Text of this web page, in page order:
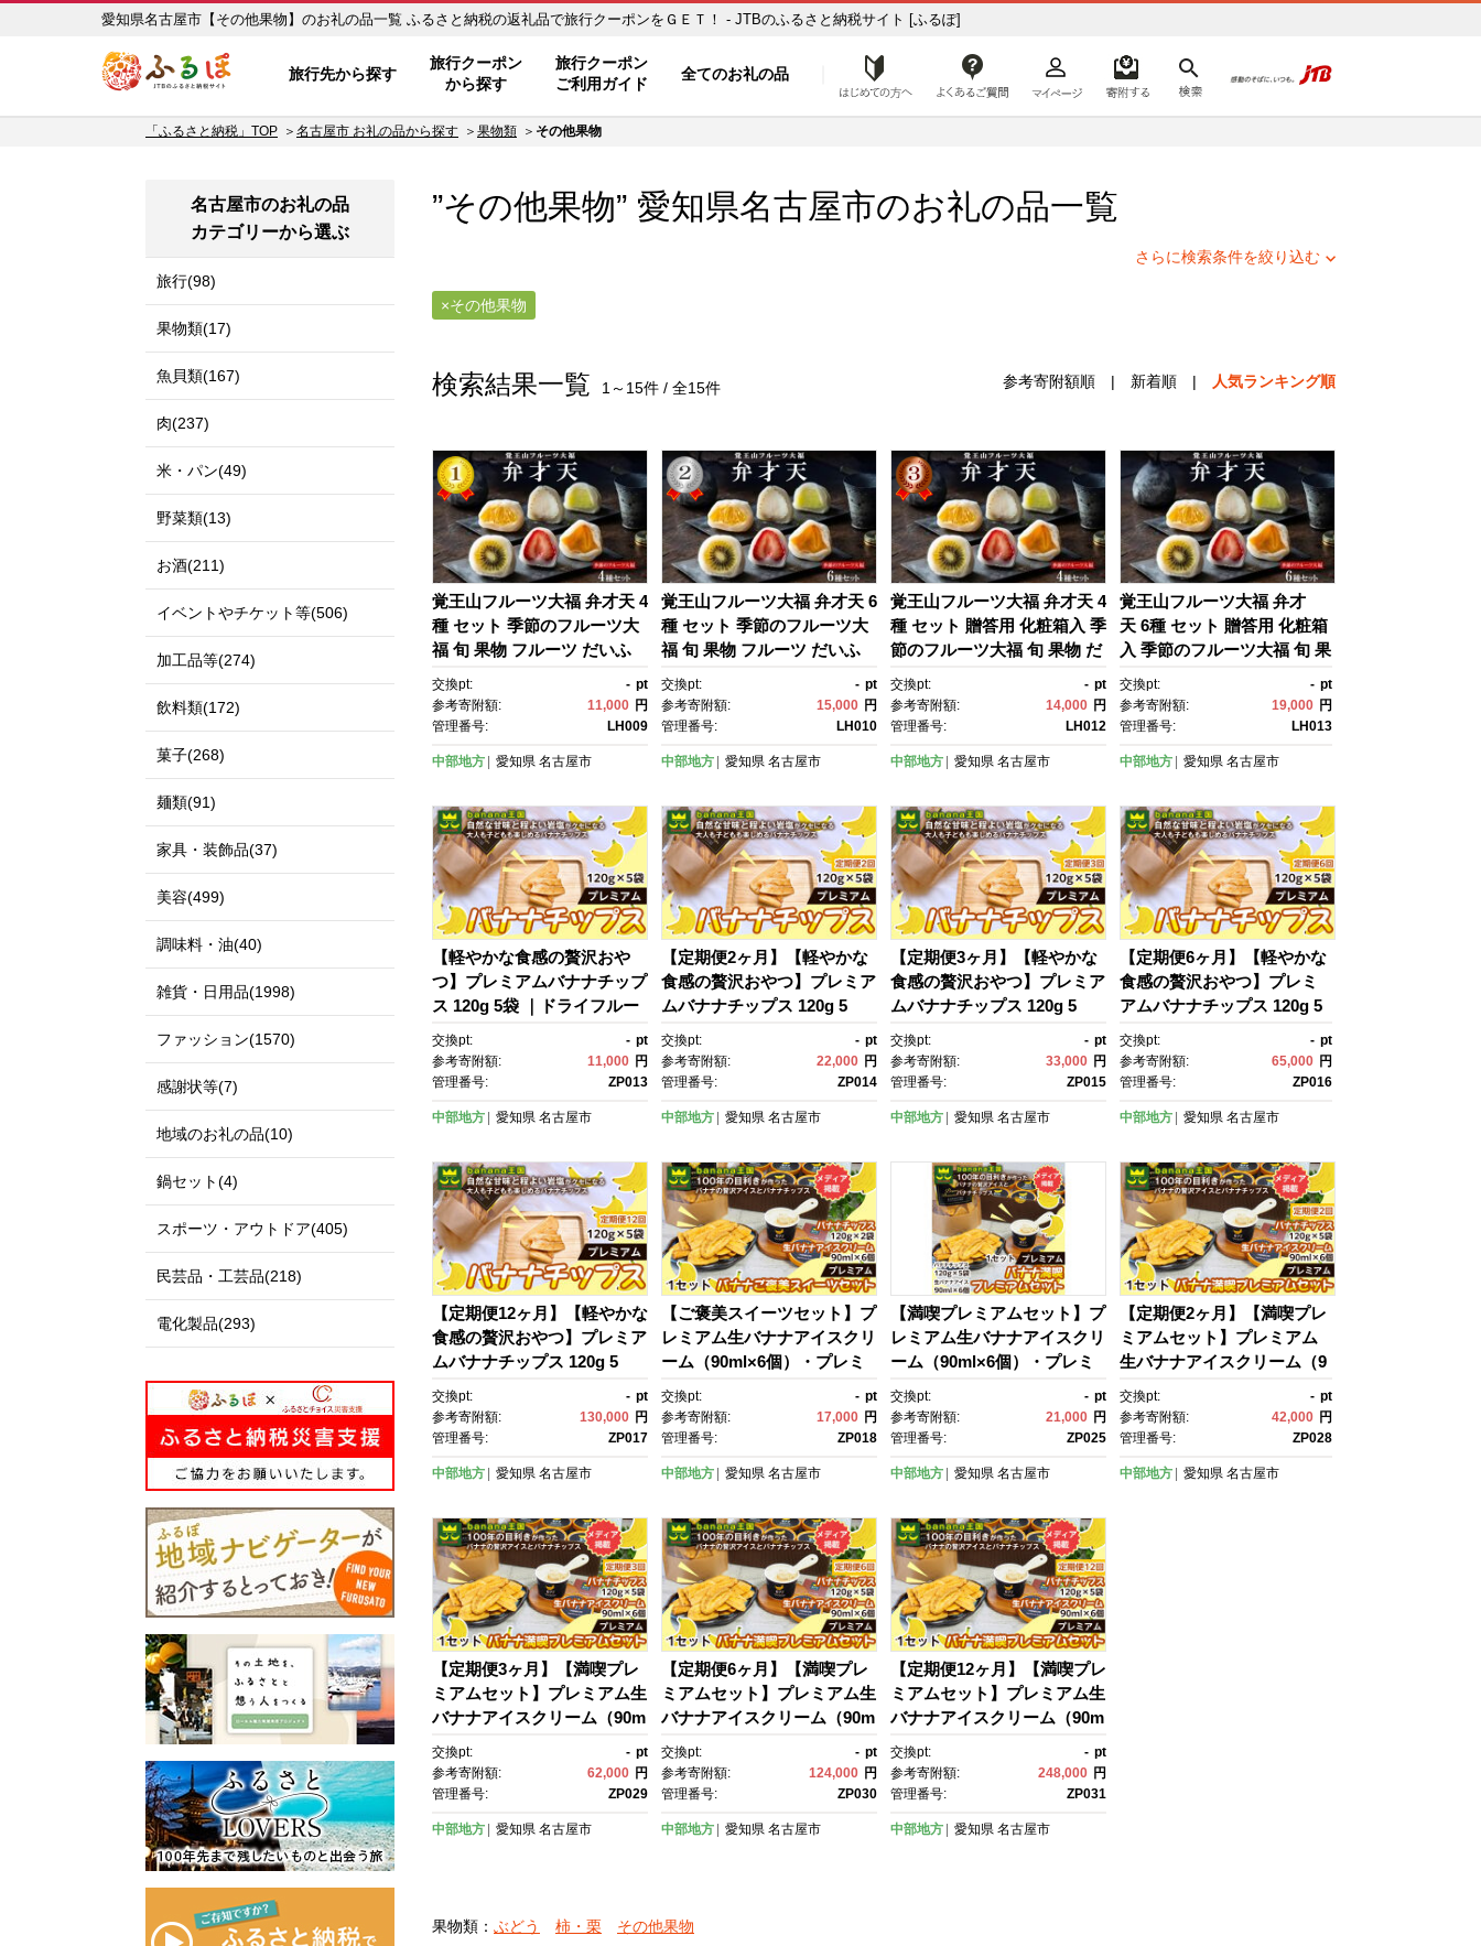
愛知県名古屋市【その他果物】のお礼の品一覧 ふるさと納税の返礼品で旅行クーポンをＧＥＴ！ - JTBのふるさと納税サイト [ふるぽ]
旅行先から探す
旅行クーポン
から探す
旅行クーポン
ご利用ガイド
全てのお礼の品 はじめての方へ
「ふるさと納税」TOP 名古屋市 お礼の品から探す 果物類 その他果物
”その他果物” 愛知県名古屋市のお礼の品一覧
さらに検索条件を絞り込む
その他果物
検索結果一覧 1～15件 / 全15件 参考寄附額順 | 新着順 | 人気ランキング順
覚王山フルーツ大福 弁才天 4
種 セット 季節のフルーツ大
福 旬 果物 フルーツ だいふ
く 詰め合わせ 糸付き 白あ
ん 餡 ランダム お取り寄せ グ
ルメ ギフト プレゼント 送料
交換pt: - pt
参考寄附額:
11,000 円
管理番号:
LH009
中部地方 愛知県 名古屋市
覚王山フルーツ大福 弁才天 6
種 セット 季節のフルーツ大
福 旬 果物 フルーツ だいふ
く 詰め合わせ 糸付き 白あ
ん 餡 ランダム お取り寄せ グ
ルメ ギフト プレゼント 送料
交換pt: - pt
参考寄附額:
15,000 円
管理番号:
LH010
中部地方 愛知県 名古屋市
覚王山フルーツ大福 弁才天 4
種 セット 贈答用 化粧箱入 季
節のフルーツ大福 旬 果物 だ
いふく 詰め合わせ 糸付き 白
あん 餡 ランダム お取り寄
せ ギフト プレゼント 送料無
交換pt: - pt
参考寄附額:
14,000 円
管理番号:
LH012
中部地方 愛知県 名古屋市
覚王山フルーツ大福 弁才
天 6種 セット 贈答用 化粧箱
入 季節のフルーツ大福 旬 果
物 だいふく 詰め合わせ 糸付
き 白あん 餡 ランダム お取
り寄せ ギフト プレゼント 送
交換pt: - pt
参考寄附額:
19,000 円
管理番号:
LH013
中部地方 愛知県 名古屋市
【軽やかな食感の贅沢おや
つ】プレミアムバナナチップ
ス 120g 5袋 ｜ドライフルー
ツ おやつ スナック お菓子 軽
食 スイーツ サクサク おつま
み ギフト プレゼント お配
ゃれ お取り寄せ 愛知県 名古
交換pt: - pt
参考寄附額:
11,000 円
管理番号:
ZP013
中部地方 愛知県 名古屋市
【定期便2ヶ月】【軽やかな
食感の贅沢おやつ】プレミア
ムバナナチップス 120g 5
袋 ｜ドライフルーツ おや
つ スナック お菓子 軽食 スイ
ーツ サクサク おつまみ ギフ
用 子供 女性向け おしゃれ お
交換pt: - pt
参考寄附額:
22,000 円
管理番号:
ZP014
中部地方 愛知県 名古屋市
【定期便3ヶ月】【軽やかな
食感の贅沢おやつ】プレミア
ムバナナチップス 120g 5
袋 ｜ドライフルーツ おや
つ スナック お菓子 軽食 スイ
ーツ サクサク おつまみ ギフ
用 子供 女性向け おしゃれ お
交換pt: - pt
参考寄附額:
33,000 円
管理番号:
ZP015
中部地方 愛知県 名古屋市
【定期便6ヶ月】【軽やかな
食感の贅沢おやつ】プレミ
アムバナナチップス 120g 5
袋 ｜ドライフルーツ おや
つ スナック お菓子 軽食 ス
イーツ サクサク おつまみ ギ
用 子供 女性向け おしゃ
市
交換pt: - pt
参考寄附額:
65,000 円
管理番号:
ZP016
中部地方 愛知県 名古屋市
【定期便12ヶ月】【軽やかな
食感の贅沢おやつ】プレミア
ムバナナチップス 120g 5
袋 ｜ドライフルーツ おや
つ スナック お菓子 軽食 スイ
ーツ サクサク おつまみ ギフ
用 子供 女性向け おしゃれ お
交換pt: - pt
参考寄附額:
130,000 円
管理番号:
ZP017
中部地方 愛知県 名古屋市
【ご褒美スイーツセット】プ
レミアム生バナナアイスクリ
ーム（90ml×6個）・プレミ
アムバナナチップス（120g×
2個）1セット｜お菓子 デザ
ート 詰め合わせ 食べ比べ ご
ト 手土産 お祝い お配り 来客
カフェ お取り寄せ 贅沢 愛知
県 名古屋市
交換pt: - pt
参考寄附額:
17,000 円
管理番号:
ZP018
中部地方 愛知県 名古屋市
【満喫プレミアムセット】プ
レミアム生バナナアイスクリ
ーム（90ml×6個）・プレミ
アムバナナチップス （120g×
5個） 1セット｜お菓子 デザ
ート 詰め合わせ 食べ比べ ご
ト 手土産 お祝い お配り 来客
カフェ お取り寄せ 贅沢 愛知
県 名古屋市
交換pt: - pt
参考寄附額:
21,000 円
管理番号:
ZP025
中部地方 愛知県 名古屋市
【定期便2ヶ月】【満喫プレ
ミアムセット】プレミアム
生バナナアイスクリーム（9
0ml×6個）・プレミアムバナ
ナチップス （120g×5個） 1
セット｜お菓子 デザート 詰
気 ギフト プレゼント 手土
交換pt: - pt
参考寄附額:
42,000 円
管理番号:
ZP028
中部地方 愛知県 名古屋市
【定期便3ヶ月】【満喫プレ
ミアムセット】プレミアム生
バナナアイスクリーム（90m
l×6個）・プレミアムバナナ
チップス （120g×5個） 1セ
ット｜お菓子 デザート 詰め
気 ギフト プレゼント 手土
古屋市
交換pt: - pt
参考寄附額:
62,000 円
管理番号:
ZP029
中部地方 愛知県 名古屋市
【定期便6ヶ月】【満喫プレ
ミアムセット】プレミアム生
バナナアイスクリーム（90m
l×6個）・プレミアムバナナ
チップス （120g×5個） 1セ
ット｜お菓子 デザート 詰め
気 ギフト プレゼント 手土
古屋市
交換pt: - pt
参考寄附額:
124,000 円
管理番号:
ZP030
中部地方 愛知県 名古屋市
【定期便12ヶ月】【満喫プレ
ミアムセット】プレミアム生
バナナアイスクリーム（90m
l×6個）・プレミアムバナナ
チップス （120g×5個） 1セ
ット｜お菓子 デザート 詰め
気 ギフト プレゼント 手土
交換pt: - pt
参考寄附額:
248,000 円
管理番号:
ZP031
中部地方 愛知県 名古屋市
果物類： ぶどう 柿・栗 その他果物
名古屋市のお礼の品
カテゴリーから選ぶ
旅行(98)
果物類(17)
魚貝類(167)
肉(237)
米・パン(49)
野菜類(13)
お酒(211)
イベントやチケット等(506)
加工品等(274)
飲料類(172)
菓子(268)
麺類(91)
家具・装飾品(37)
美容(499)
調味料・油(40)
雑貨・日用品(1998)
ファッション(1570)
感謝状等(7)
地域のお礼の品(10)
鍋セット(4)
スポーツ・アウトドア(405)
民芸品・工芸品(218)
電化製品(293)